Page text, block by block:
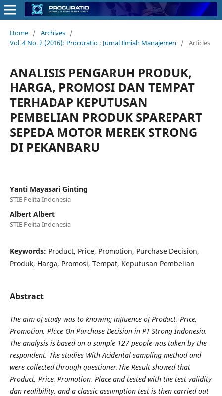
Home / Archives /
Vol. 4 No. 2 (2016): Procuratio : Jurnal Ilmiah Manajemen
/ Articles
ANALISIS PENGARUH PRODUK,
HARGA, PROMOSI DAN TEMPAT
TERHADAP KEPUTUSAN
PEMBELIAN PRODUK SPAREPART
SEPEDA MOTOR MEREK STRONG
DI PEKANBARU
Yanti Mayasari Ginting
STIE Pelita Indonesia
Albert Albert
STIE Pelita Indonesia
Keywords: Product, Price, Promotion, Purchase Decision,
Produk, Harga, Promosi, Tempat, Keputusan Pembelian
Abstract
The aim of study was to knowing influence of Product, Price,
Promotion, Place On Purchase Decision in PT Strong Indonesia.
The analysis is based on a sample 127people was taken by the
respondent. The studies With Acidental sampling method and
were collected through questioner.The Result showed that
Product, Price, Promotion, Place and tested with the test validity
dan realibility, and a classic assumption test is then carried out